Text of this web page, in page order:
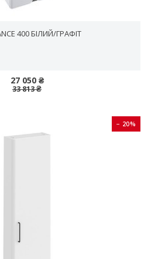
400 БІЛИЙ/ГРАФІТ
27 050 ₴
33 813 ₴
− 20%